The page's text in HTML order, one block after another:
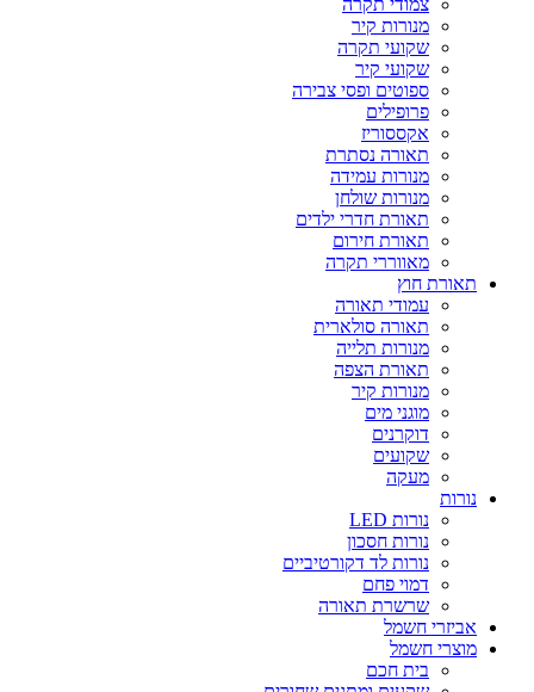
צמודי תקרה
מנורות קיר
שקועי תקרה
שקועי קיר
ספוטים ופסי צבירה
פרופילים
אקססוריז
תאורה נסתרת
מנורות עמידה
מנורות שולחן
תאורת חדרי ילדים
תאורת חירום
מאווררי תקרה
תאורת חוץ
עמודי תאורה
תאורה סולארית
מנורות תלייה
תאורת הצפה
מנורות קיר
מוגני מים
דוקרנים
שקועים
מעקה
נורות
נורות LED
נורות חסכון
נורות לד דקורטיביים
דמוי פחם
שרשרת תאורה
אביזרי חשמל
מוצרי חשמל
בית חכם